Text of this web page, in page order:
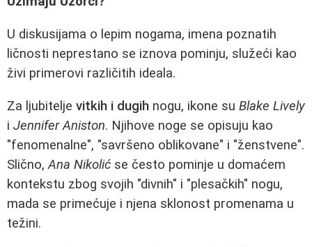
U diskusijama o lepim nogama, imena poznatih
ličnosti neprestano se iznova pominju, služeći kao
živi primerovi različitih ideala.
Za ljubitelje vitkih i dugih nogu, ikone su Blake Lively
i Jennifer Aniston. Njihove noge se opisuju kao
"fenomenalne", "savršeno oblikovane" i "ženstvene".
Slično,Ana Nikolić se često pominje u domaćem
kontekstu zbog svojih "divnih" i "plesačkih" nogu,
mada se primećuje i njena sklonost promenama u
težini.